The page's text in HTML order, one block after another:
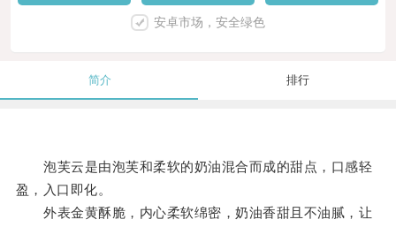
安卓市场，安全绿色
简介 排行
泡芙云是由泡芙和柔软的奶油混合而成的甜点，口感轻
盈，入口即化。
外表金黄酥脆，内心柔软绵密，奶油香甜且不油腻，让